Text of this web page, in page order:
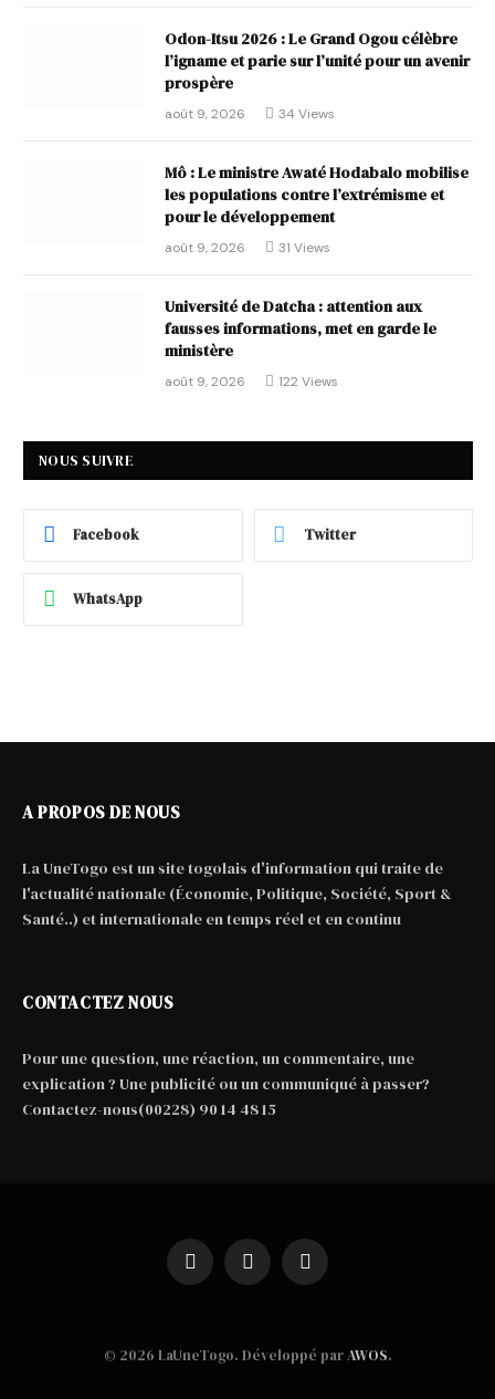
Odon-Itsu 2026 : Le Grand Ogou célèbre
l’igname et parie sur l’unité pour un avenir
prospère
août 9, 2026 34 Views
Mô : Le ministre Awaté Hodabalo mobilise
les populations contre l’extrémisme et
pour le développement
août 9, 2026 31 Views
Université de Datcha : attention aux
fausses informations, met en garde le
ministère
août 9, 2026 122 Views
NOUS SUIVRE
Facebook Twitter
WhatsApp
A PROPOS DE NOUS
La UneTogo est un site togolais d'information qui traite de
l'actualité nationale (Économie, Politique, Société, Sport &
Santé..) et internationale en temps réel et en continu
CONTACTEZ NOUS
Pour une question, une réaction, un commentaire, une
explication ? Une publicité ou un communiqué à passer?
Contactez-nous(00228) 90 14 48 15
Facebook
X
(Twitter)
WhatsApp
© 2026 LaUneTogo. Développé parAWOS.